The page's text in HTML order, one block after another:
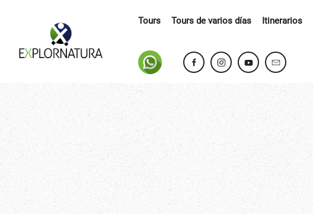
Tours Tours de varios días Itinerarios